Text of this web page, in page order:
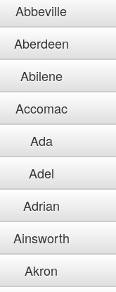
Abbeville
Aberdeen
Abilene
Accomac
Ada
Adel
Adrian
Ainsworth
Akron